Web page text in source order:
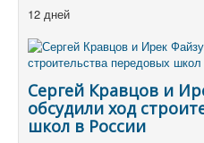
12 дней
Сергей Кравцов и
обсудили ход
школ в России